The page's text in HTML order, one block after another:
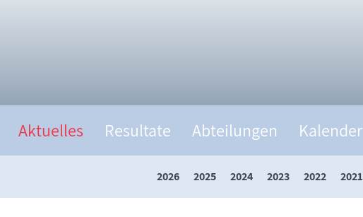
Aktuelles Resultate Abteilungen Kalender
2026 2025 2024 2023 2022 2021